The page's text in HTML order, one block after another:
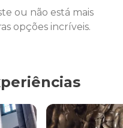
ou não está mais
opções incríveis.